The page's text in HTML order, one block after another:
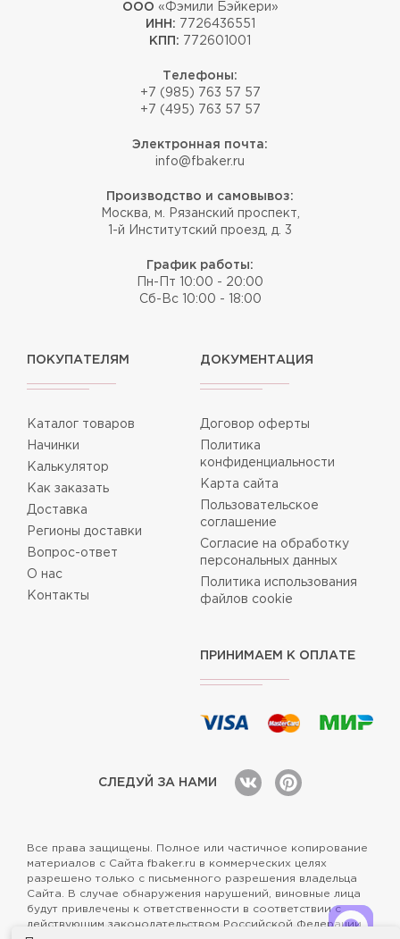
ООО «Фэмили Бэйкери»
ИНН: 7726436551
КПП: 772601001
Телефоны:
+7 (985) 763 57 57
+7 (495) 763 57 57
Электронная почта:
info@fbaker.ru
Производство и самовывоз:
Москва, м. Рязанский проспект,
1-й Институтский проезд, д. 3
График работы:
Пн-Пт 10:00 - 20:00
Сб-Вс 10:00 - 18:00
ПОКУПАТЕЛЯМ
Каталог товаров
Начинки
Калькулятор
Как заказать
Доставка
Регионы доставки
Вопрос-ответ
О нас
Контакты
ДОКУМЕНТАЦИЯ
Договор оферты
Политика
конфиденциальности
Карта сайта
Пользовательское
соглашение
Согласие на обработку
персональных данных
Политика использования
файлов cookie
ПРИНИМАЕМ К ОПЛАТЕ
СЛЕДУЙ ЗА НАМИ
Все права защищены. Полное или частичное копирование
материалов с Сайта fbaker.ru в коммерческих целях
разрешено только с письменного разрешения владельца
Сайта. В случае обнаружения нарушений, виновные лица
будут привлечены к ответственности в соответствии с
действующим законодательством Российской Федерации.